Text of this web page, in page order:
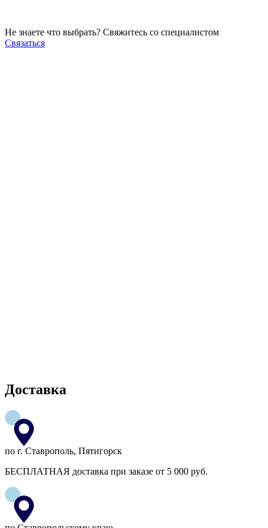
Не знаете что выбрать? Свяжитесь со специалистом
Связаться
Доставка
по г. Ставрополь, Пятигорск
БЕСПЛАТНАЯ доставка при заказе от 5 000 руб.